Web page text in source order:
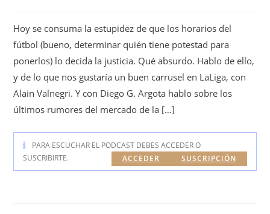
Hoy se consuma la estupidez de que los horarios del
fútbol (bueno, determinar quién tiene potestad para
ponerlos) lo decida la justicia. Qué absurdo. Hablo de ello,
y de lo que nos gustaría un buen carrusel en LaLiga, con
Alain Valnegri. Y con Diego G. Argota hablo sobre los
últimos rumores del mercado de la […]
PARA ESCUCHAR EL PODCAST DEBES ACCEDER O
SUSCRIBIRTE.
SUSCRIPCIÓN
ACCEDER